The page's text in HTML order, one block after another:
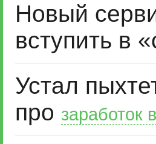
Новый
вступить в
Устал
про заработок